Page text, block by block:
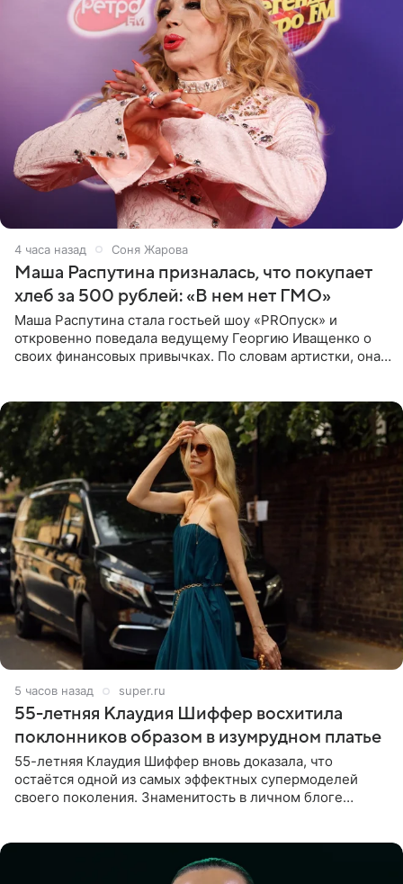
4 часа назад Соня Жарова
Маша Распутина призналась, что покупает
хлеб за 500 рублей: «В нем нет ГМО»
Маша Распутина стала гостьей шоу «PROпуск» и
откровенно поведала ведущему Георгию Иващенко о
своих финансовых привычках. По словам артистки, она
5 часов назад super.ru
55-летняя Клаудия Шиффер восхитила
поклонников образом в изумрудном платье
55-летняя Клаудия Шиффер вновь доказала, что
остаётся одной из самых эффектных супермоделей
своего поколения. Знаменитость в личном блоге